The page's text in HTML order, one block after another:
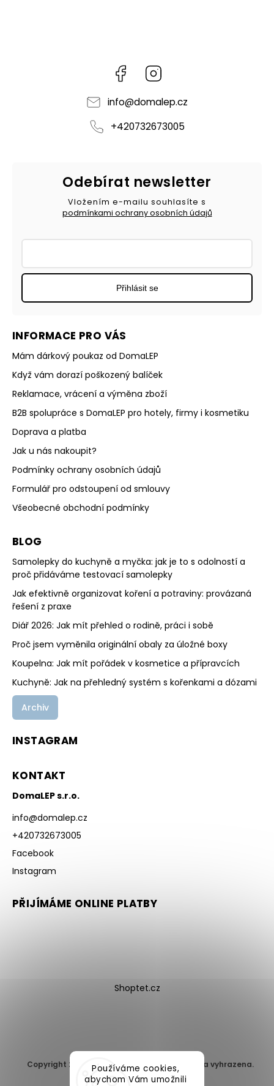
Používáme cookies,
abychom Vám umožnili
Facebook
info@domalep.cz
+420732673005
INFORMACE PRO VÁS
Mám dárkový poukaz od DomaLEP
Když vám dorazí poškozený balíček
Reklamace, vrácení a výměna zboží
B2B spolupráce s DomaLEP pro hotely, firmy i kosmetiku
Doprava a platba
Jak u nás nakoupit?
Podmínky ochrany osobních údajů
Formulář pro odstoupení od smlouvy
Všeobecné obchodní podmínky
BLOG
Samolepky do kuchyně a myčka: jak je to s odolností a
proč přidáváme testovací samolepky
Jak efektivně organizovat koření a potraviny: provázaná
řešení z praxe
Diář 2026: Jak mít přehled o rodině, práci i sobě
Proč jsem vyměnila originální obaly za úložné boxy
Koupelna: Jak mít pořádek v kosmetice a přípravcích
Kuchyně: Jak na přehledný systém s kořenkami a dózami
Archiv
Odebírat newsletter
Vložením e-mailu souhlasíte s
podmínkami ochrany osobních údajů
Přihlásit se
INSTAGRAM
KONTAKT
DomaLEP s.r.o.
info@domalep.cz
+420732673005
Facebook
Instagram
PŘIJÍMÁME ONLINE PLATBY
Shoptet.cz
Copyright 2026 DomaLEP s.r.o. . Všechna práva vyhrazena.
Upravit nastavení cookies